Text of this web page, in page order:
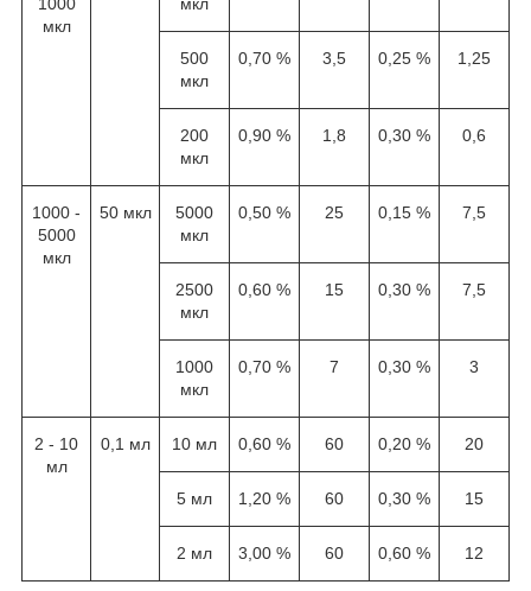
мкл
500
мкл
0,70 % 3,5 0,25 % 1,25
200
мкл
0,90 % 1,8 0,30 % 0,6
1000 -
5000
мкл
50 мкл
5000
мкл
0,50 % 25 0,15 % 7,5
2500
мкл
0,60 % 15 0,30 % 7,5
1000
мкл
0,70 % 7 0,30 % 3
2 - 10
мл
0,1 мл 10 мл 0,60 % 60 0,20 % 20
5 мл 1,20 % 60 0,30 % 15
2 мл 3,00 % 60 0,60 % 12